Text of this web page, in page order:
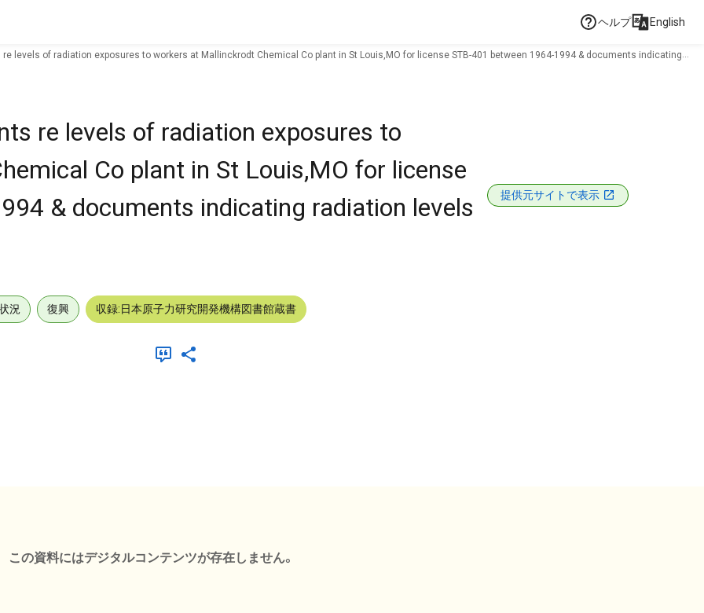
ヘルプ English
levels of radiation exposures to workers at Mallinckrodt Chemical Co plant in St Louis,MO for license STB-401 between 1964-1994 & documents indicating
re levels of radiation exposures to
Co plant in St Louis,MO for license
& documents indicating radiation levels
提供元サイトで表示
況 復興 収録:日本原子力研究開発機構図書館蔵書
この資料にはデジタルコンテンツが存在しません。